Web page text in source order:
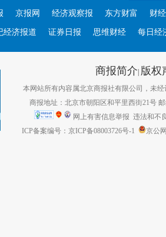
京报网 经济观察报 东方财富 财
经济报道 证券日报 思维财经 每日经
商报简介| 版权
本网站所有内容属北京商报社有限公司，未经
商报地址：北京市朝阳区和平里西街21号
网上有害信息举报 违法和不
ICP备案编号：京ICP备08003726号-1
京公